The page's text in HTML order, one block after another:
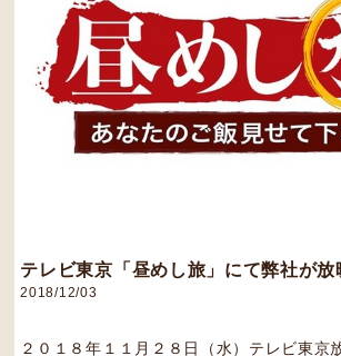
テレビ東京「昼めし旅」にて弊社が放
2018/12/03
２０１８年１１月２８日（水）テレビ東京